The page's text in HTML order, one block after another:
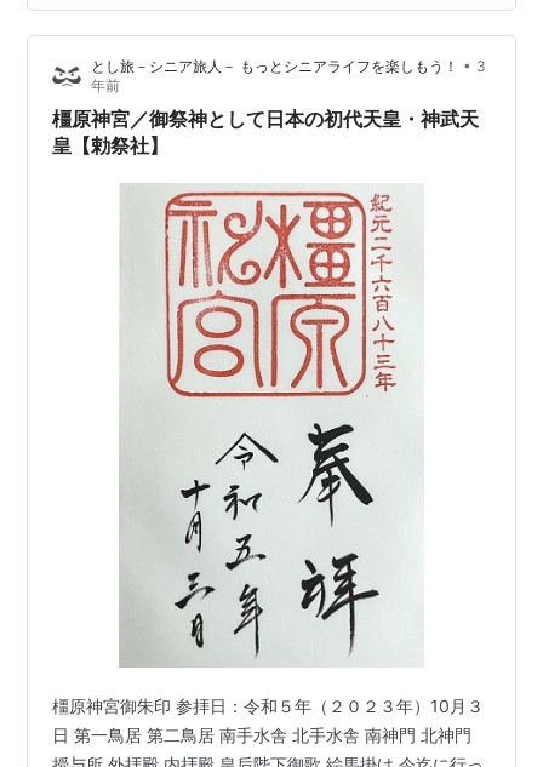
年（一五六〇年）織田信長が桶狭間出陣の際、当神宮に
願文を奉し、大勝したので、その御礼として奉納した塀
である。土と石灰を油で練り固め、瓦を多数積み重ねて
いる。三十三間堂の太閤塀、西宮神社の大練塀と並び、
日本…
とし旅－シニア旅人－ もっとシニアライフを楽しもう！ • 3
年前
橿原神宮／御祭神として日本の初代天皇・神武天
皇【勅祭社】
橿原神宮御朱印 参拝日：令和５年（２０２３年）10月３
日 第一鳥居 第二鳥居 南手水舎 北手水舎 南神門 北神門